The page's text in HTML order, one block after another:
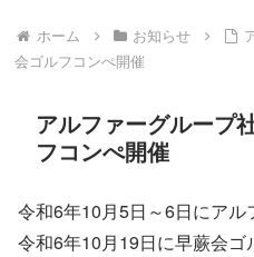
ホーム お知らせ
会ゴルフコンぺ開催
アルファーグループ
フコンぺ開催
令和6年10月5日～6日にアル
令和6年10月19日に早蕨会ゴ